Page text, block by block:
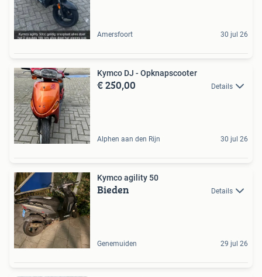
Amersfoort 30 jul 26
Kymco DJ - Opknapscooter
€ 250,00 Details
Alphen aan den Rijn 30 jul 26
Kymco agility 50
Bieden Details
Genemuiden 29 jul 26